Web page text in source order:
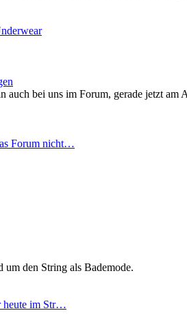
auch bei uns im Forum, gerade jetzt
Forum nicht…
den String als Bademode.
heute im Str…